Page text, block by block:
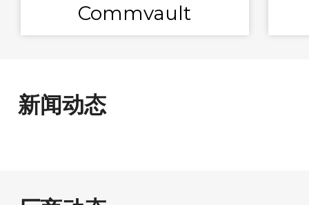
Commvault
新闻动态